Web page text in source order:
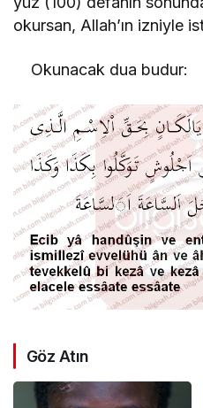
okursan, Allah’ın izniyle
Okunacak dua budur:
Göz Atın